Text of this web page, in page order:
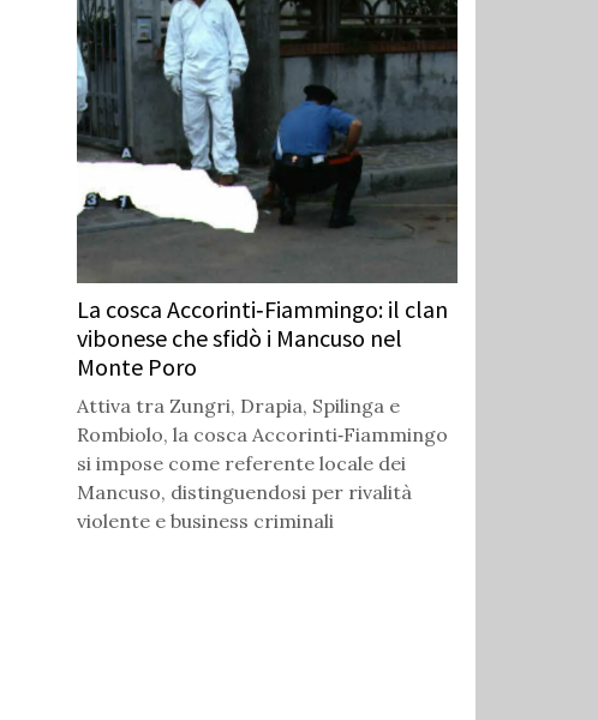
La cosca Accorinti‑Fiammingo: il clan
vibonese che sfidò i Mancuso nel
Monte Poro
Attiva tra Zungri, Drapia, Spilinga e
Rombiolo, la cosca Accorinti‑Fiammingo
si impose come referente locale dei
Mancuso, distinguendosi per rivalità
violente e business criminali